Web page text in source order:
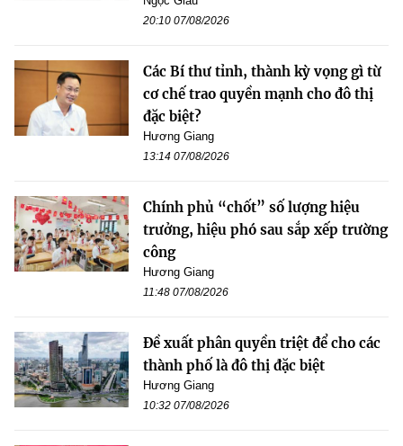
20:10 07/08/2026
Các Bí thư tỉnh, thành kỳ vọng gì từ
cơ chế trao quyền mạnh cho đô thị
đặc biệt?
Hương Giang
13:14 07/08/2026
Chính phủ “chốt” số lượng hiệu
trưởng, hiệu phó sau sắp xếp trường
công
Hương Giang
11:48 07/08/2026
Đề xuất phân quyền triệt để cho các
thành phố là đô thị đặc biệt
Hương Giang
10:32 07/08/2026